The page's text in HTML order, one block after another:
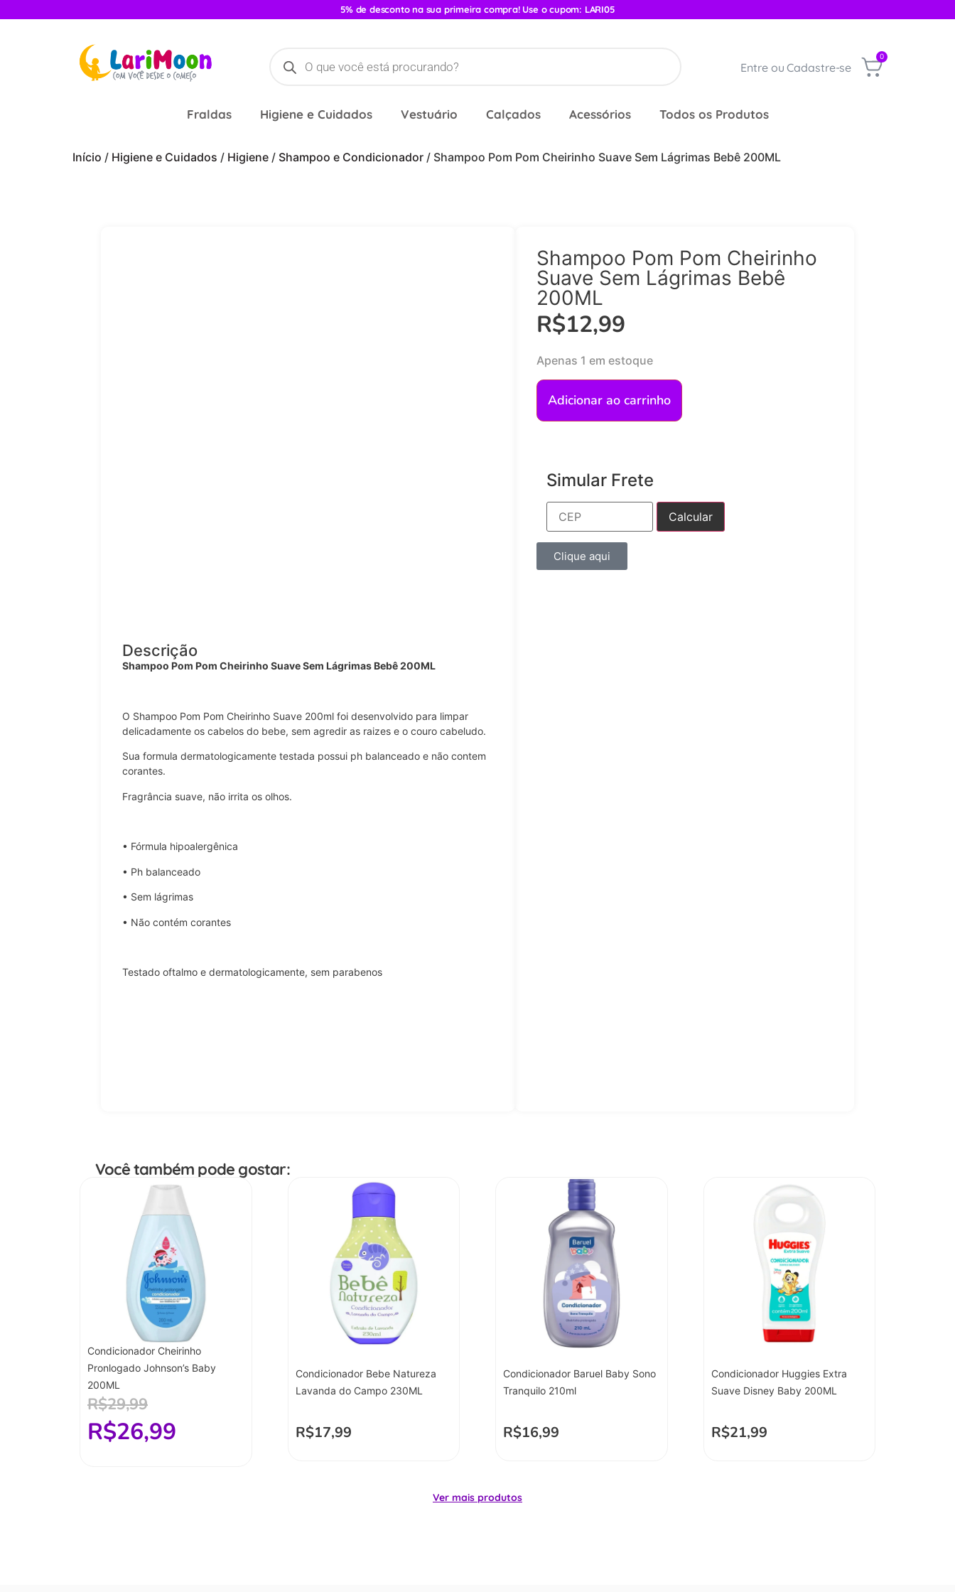
5% de desconto na sua primeira compra! Use o cupom: LARI05
Entre ou Cadastre-se
0
Fraldas Higiene e Cuidados Vestuário Calçados Acessórios Todos os Produtos
Início / Higiene e Cuidados / Higiene / Shampoo e Condicionador / Shampoo Pom Pom Cheirinho Suave Sem Lágrimas Bebê 200ML
Descrição
Shampoo Pom Pom Cheirinho Suave Sem Lágrimas Bebê 200ML
O Shampoo Pom Pom Cheirinho Suave 200ml foi desenvolvido para limpar
delicadamente os cabelos do bebe, sem agredir as raizes e o couro cabeludo.
Sua formula dermatologicamente testada possui ph balanceado e não contem
corantes.
Fragrância suave, não irrita os olhos.
• Fórmula hipoalergênica
• Ph balanceado
• Sem lágrimas
• Não contém corantes
Testado oftalmo e dermatologicamente, sem parabenos
Shampoo Pom Pom Cheirinho
Suave Sem Lágrimas Bebê
200ML
R$12,99
Apenas 1 em estoque
Adicionar ao carrinho
Simular Frete
Calcular
Clique aqui
Você também pode gostar:
Condicionador Cheirinho
Pronlogado Johnson’s Baby
200ML
R$29,99
R$26,99
Condicionador Bebe Natureza
Lavanda do Campo 230ML
R$17,99
Condicionador Baruel Baby Sono
Tranquilo 210ml
R$16,99
Condicionador Huggies Extra
Suave Disney Baby 200ML
R$21,99
Ver mais produtos